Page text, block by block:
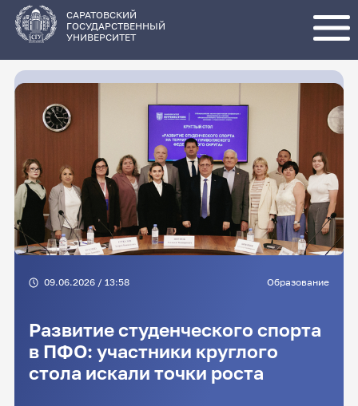
основному
содержанию
САРАТОВСКИЙ
ГОСУДАРСТВЕННЫЙ
УНИВЕРСИТЕТ
09.06.2026 / 13:58 Образование
Развитие студенческого спорта
в ПФО: участники круглого
стола искали точки роста